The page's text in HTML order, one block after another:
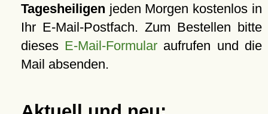
Tagesheiligen jeden Morgen kostenlos in
Ihr E-Mail-Postfach. Zum Bestellen bitte
dieses E-Mail-Formular aufrufen und die
Mail absenden.